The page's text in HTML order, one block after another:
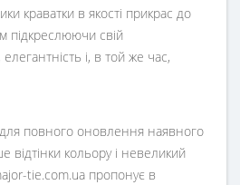
краватки в якості прикрас до
підкреслюючи свій
і, в той же час,
повного оновлення наявного
відтінки кольору і невеликий
tie.com.ua пропонує в